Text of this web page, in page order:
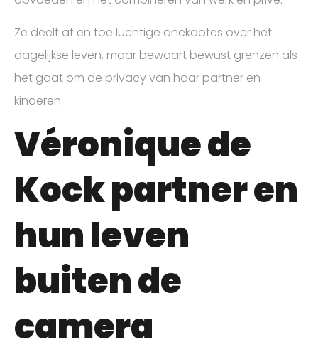
Ze deelt af en toe luchtige anekdotes over het
dagelijkse leven, maar bewaart bewust grenzen als
het gaat om de privacy van haar partner en
kinderen.
Véronique de
Kock partner en
hun leven
buiten de
camera